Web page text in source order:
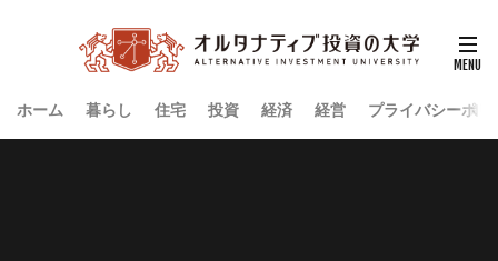
ホーム 暮らし 住宅 投資 経済 経営 プライバシーポリ